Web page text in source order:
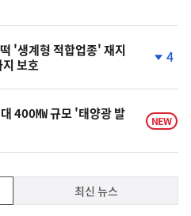
계
'생계형 적합업종' 재지
보호
계
락
4
400㎿ 규모 '태양광 발
NEW
최신 뉴스